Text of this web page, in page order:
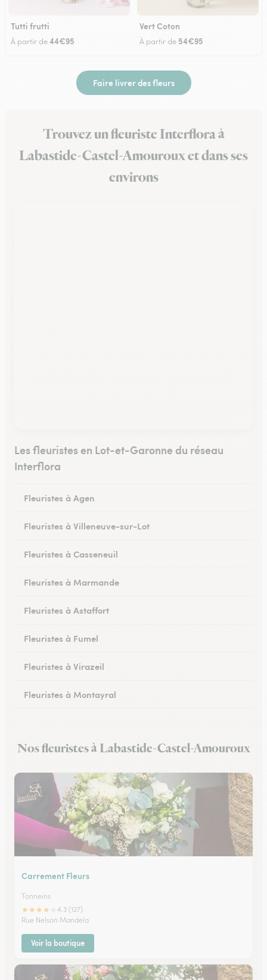
Tutti frutti
À partir de44€95
Vert Coton
À partir de 54€95
Faire livrer des fleurs
Trouvez un fleuriste Interflora à
Labastide-Castel-Amouroux et dans ses
environs
Les fleuristes en Lot-et-Garonne du réseau
Interflora
Fleuristes à Agen
Fleuristes à Villeneuve-sur-Lot
Fleuristes à Casseneuil
Fleuristes à Marmande
Fleuristes à Astaffort
Fleuristes à Fumel
Fleuristes à Virazeil
Fleuristes à Montayral
Fleuristes à Monflanquin
Nos fleuristes à Labastide-Castel-Amouroux
Carrement Fleurs
Tonneins
★★★★
4.3 (127)
Rue Nelson Mandela
Voir la boutique